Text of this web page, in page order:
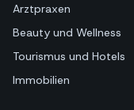
Arztpraxen
Beauty und Wellness
Tourismus und Hotels
Immobilien